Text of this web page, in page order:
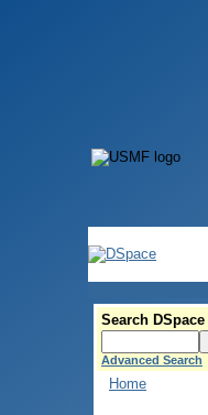
Search DSpace
Advanced Search
Home